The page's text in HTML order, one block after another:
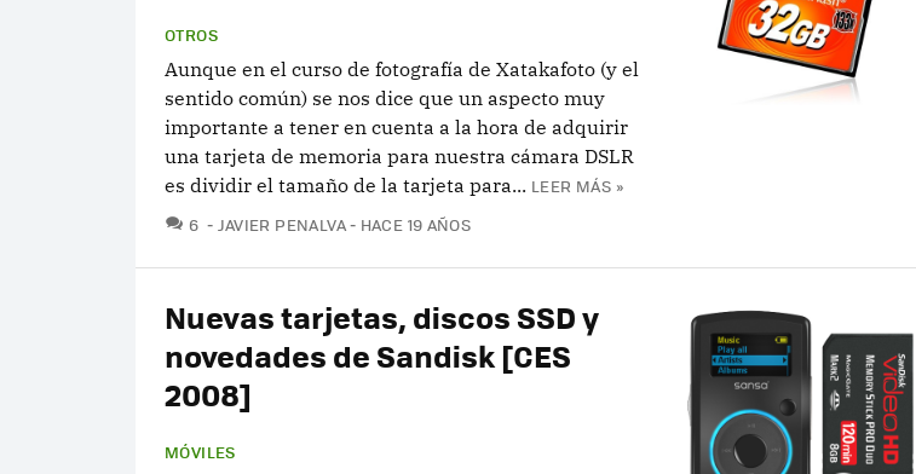
OTROS
Aunque en el curso de fotografía de Xatakafoto (y el
sentido común) se nos dice que un aspecto muy
importante a tener en cuenta a la hora de adquirir
una tarjeta de memoria para nuestra cámara DSLR
es dividir el tamaño de la tarjeta para... LEER MÁS »
6 COMENTARIOS
JAVIER PENALVA HACE 19 AÑOS
Nuevas tarjetas, discos SSD y
novedades de Sandisk [CES
2008]
MÓVILES